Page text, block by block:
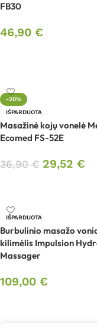
FB30
46,90 €
-20%
IŠPARDUOTA
Masažinė kojų vonelė
Ecomed FS-52E
36,90€ 29,52 €
IŠPARDUOTA
Burbulinio masažo
kilimėlis Impulsion
Massager
109,00 €